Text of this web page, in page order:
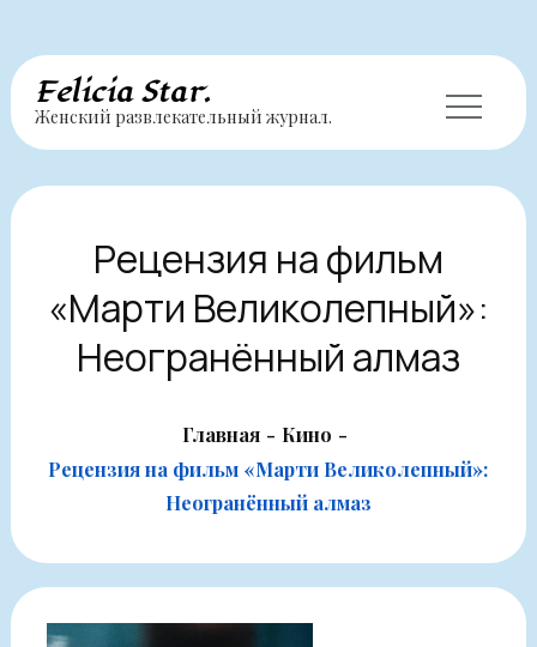
Перейти
содержимому
Felicia Star.
Женский развлекательный журнал.
Рецензия на фильм
«Марти Великолепный»:
Неогранённый алмаз
Главная
Кино
Рецензия на фильм «Марти Великолепный»:
Неогранённый алмаз